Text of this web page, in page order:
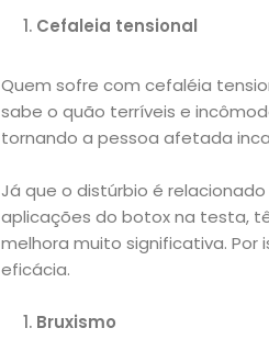
Homem
Mães
&
Filhos
Notícias
Opinião
Cefaleia tensional
Quem sofre com cefaléia
sabe o quão terríveis e
tornando a pessoa afetada
Já que o distúrbio é
aplicações do botox na testa,
melhora muito significativa.
eficácia.
Bruxismo